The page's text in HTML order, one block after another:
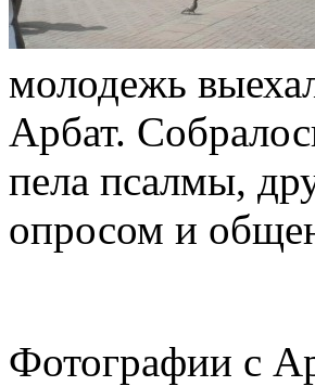
молодежь
Арбат.
пела псалмы,
опросом и
Фотографии с